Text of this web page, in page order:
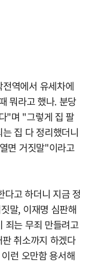
역에서 유세차에
뭐라고 했나. 분당
"며 "그렇게 집 팔
집 다 정리했더니
면 거짓말"이라고
고 하더니 지금 정
말, 이재명 심판해
죄는 무죄 만들려고
취소까지 하겠다
런 오만함 용서해